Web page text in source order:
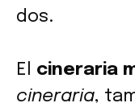
dos.
El cineraria
cineraria,